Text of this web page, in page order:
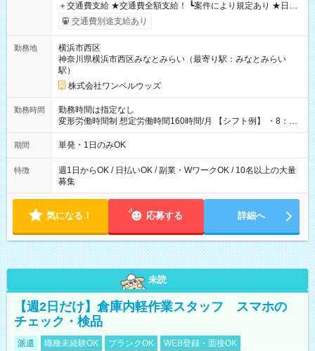
＋交通費支給 ★交通費全額支給！ ┗案件により規定あり ★日払
いOK！（規定あり） ┗働いたその日に現金GET♪ お仕事後はコ
ンビニATMから 日払い分を引き落とせます！ 【試用期間】試
交通費別途支給あり
勤務地
横浜市西区
神奈川県横浜市西区みなとみらい（最寄り駅：みなとみらい
駅）
株式会社ワンベルウッズ
勤務時間
勤務時間は指定なし
変形労働時間制 想定労働時間160時間/月 【シフト例】 ・8：00
～21：00
期間 単発・1日のみOK
特徴
週1日からOK / 日払いOK / 副業・WワークOK / 10名以上の大量
募集
気になる！ 応募する 詳細へ
未読
【週2日だけ】倉庫内軽作業スタッフ スマホの
チェック・検品
派遣 職種未経験OK ブランクOK WEB登録・面接OK